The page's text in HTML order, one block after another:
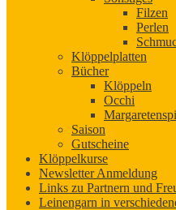
Filzen
Perlen
Klöppelplatten
Bücher
Klöppeln
Occhi
Saison
Gutscheine
Klöppelkurse
Newsletter Anmeldung
Links zu Partnern und
Leinengarn in